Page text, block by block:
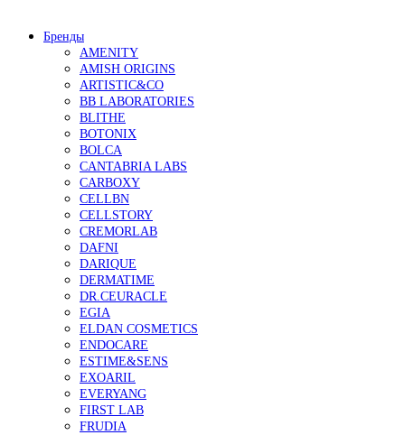
Бренды
AMENITY
AMISH ORIGINS
ARTISTIC&CO
BB LABORATORIES
BLITHE
BOTONIX
BOLCA
CANTABRIA LABS
CARBOXY
CELLBN
CELLSTORY
CREMORLAB
DAFNI
DARIQUE
DERMATIME
DR.CEURACLE
EGIA
ELDAN COSMETICS
ENDOCARE
ESTIME&SENS
EXOARIL
EVERYANG
FIRST LAB
FRUDIA